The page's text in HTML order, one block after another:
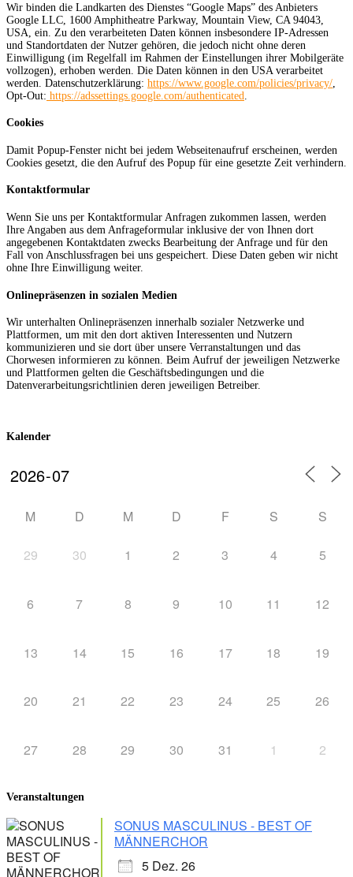
Wir binden die Landkarten des Dienstes “Google Maps” des Anbieters
Google LLC, 1600 Amphitheatre Parkway, Mountain View, CA 94043,
USA, ein. Zu den verarbeiteten Daten können insbesondere IP-Adressen
und Standortdaten der Nutzer gehören, die jedoch nicht ohne deren
Einwilligung (im Regelfall im Rahmen der Einstellungen ihrer Mobilgeräte
vollzogen), erhoben werden. Die Daten können in den USA verarbeitet
werden. Datenschutzerklärung: https://www.google.com/policies/privacy/
Opt-Out: https://adssettings.google.com/authenticated
Cookies
Damit Popup-Fenster nicht bei jedem Webseitenaufruf erscheinen, werden
Cookies gesetzt, die den Aufruf des Popup für eine gesetzte Zeit verhindern.
Kontaktformular
Wenn Sie uns per Kontaktformular Anfragen zukommen lassen, werden
Ihre Angaben aus dem Anfrageformular inklusive der von Ihnen dort
angegebenen Kontaktdaten zwecks Bearbeitung der Anfrage und für den
Fall von Anschlussfragen bei uns gespeichert. Diese Daten geben wir nicht
ohne Ihre Einwilligung weiter.
Onlinepräsenzen in sozialen Medien
Wir unterhalten Onlinepräsenzen innerhalb sozialer Netzwerke und
Plattformen, um mit den dort aktiven Interessenten und Nutzern
kommunizieren und sie dort über unsere Verranstaltungen und das
Chorwesen informieren zu können. Beim Aufruf der jeweiligen Netzwerke
und Plattformen gelten die Geschäftsbedingungen und die
Datenverarbeitungsrichtlinien deren jeweiligen Betreiber.
Kalender
M D M D F S S
29 30 1 2 3 4 5
6 7 8 9 10 11 12
13 14 15 16 17 18 19
20 21 22 23 24 25 26
27 28 29 30 31 1 2
Veranstaltungen
SONUS MASCULINUS - BEST OF
MÄNNERCHOR
5 Dez. 26